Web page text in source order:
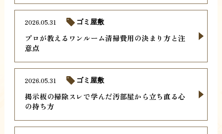
プロが教えるワンルーム清掃費用の決まり方と注
意点
2026.05.31 ゴミ屋敷
掲示板の掃除スレで学んだ汚部屋から立ち直る心
の持ち方
2026.05.31 ゴミ屋敷